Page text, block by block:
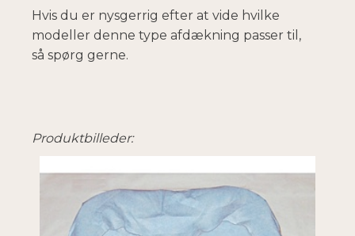
Hvis du er nysgerrig efter at vide hvilke
modeller denne type afdækning passer til,
så spørg gerne.
Produktbilleder: